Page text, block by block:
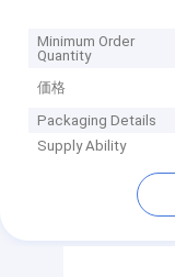
Minimum Order
Quantity
価格
Packaging Details
Supply Ability